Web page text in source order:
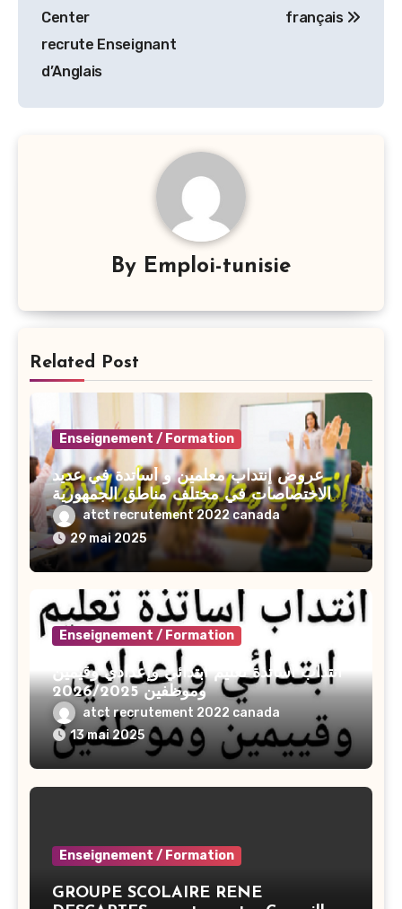
l’article
Center
recrute Enseignant
d’Anglais
français
By Emploi-tunisie
Related Post
Enseignement / Formation
عروض إنتداب معلمين و أساتدة في عديد
الاختصاصات في مختلف مناطق الجمهورية
2025-2026
atct recrutement 2022 canada
29 mai 2025
Enseignement / Formation
انتداب أساتذة تعليم ابتدائي وإعدادي وقيمين
وموظفين 2026/2025
atct recrutement 2022 canada
13 mai 2025
Enseignement / Formation
GROUPE SCOLAIRE RENE